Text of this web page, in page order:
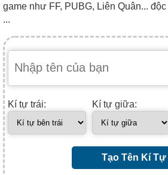
game như FF, PUBG, Liên Quân...
...
Kí tự trái: Kí tự giữa:
Tạo Tên Kí Tự